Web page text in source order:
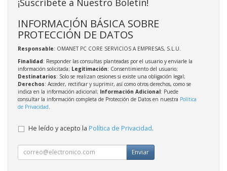
INFORMACIÓN BÁSICA SOBRE
PROTECCIÓN DE DATOS
Responsable: OMANET PC CORE SERVICIOS A EMPRESAS, S.L.U.
Finalidad: Responder las consultas planteadas por el usuario y enviarle la
información solicitada; Legitimación: Consentimiento del usuario;
Destinatarios: Solo se realizan cesiones si existe una obligación legal;
Derechos: Acceder, rectificar y suprimir, así como otros derechos, como se
indica en la información adicional; Información Adicional: Puede
consultar la información completa de Protección de Datos en nuestra Política
de Privacidad
He leído y acepto la Política de Privacidad.
Enviar